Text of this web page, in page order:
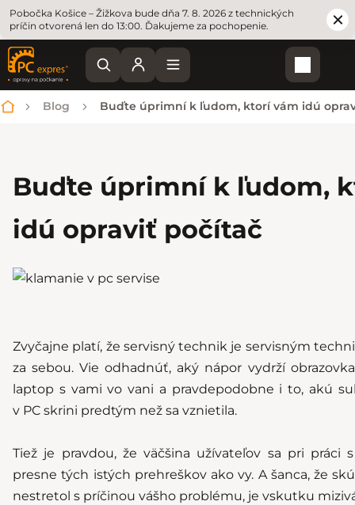
Pobočka Košice – Žižkova bude dňa 7. 8. 2026 z technických
príčin otvorená len do 13:00. Ďakujeme za pochopenie.
Domov
Blog Buďte úprimní k ľudom, ktorí vám idú
Buďte úprimní k ľudom,
idú opraviť počítač
Zvyčajne platí, že servisný technik je servisným
za sebou. Vie odhadnúť, aký nápor vydrží
laptop s vami vo vani a pravdepodobne i to, akú
v PC skrini predtým než sa vznietila.
Tiež je pravdou, že väčšina užívateľov sa pri práci
presne tých istých prehreškov ako vy. A šanca, že
nestretol s príčinou vášho problému, je vskutku